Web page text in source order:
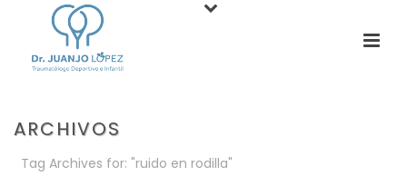
ARCHIVOS
Tag Archives for: "ruido en rodilla"